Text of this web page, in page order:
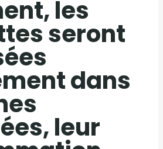
les
seront
dans
leur